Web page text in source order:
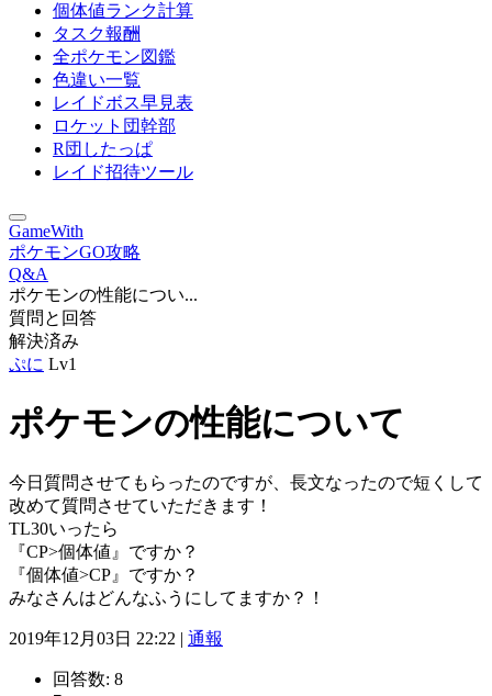
個体値ランク計算
タスク報酬
全ポケモン図鑑
色違い一覧
レイドボス早見表
ロケット団幹部
R団したっぱ
レイド招待ツール
GameWith
ポケモンGO攻略
Q&A
ポケモンの性能につい...
質問と回答
解決済み
ぷに Lv1
ポケモンの性能について
今日質問させてもらったのですが、長文なったので短くして
改めて質問させていただきます！
TL30いったら
『CP>個体値』ですか？
『個体値>CP』ですか？
みなさんはどんなふうにしてますか？！
2019年12月03日 22:22 | 通報
回答数: 8